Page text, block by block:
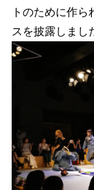
トのために作
スを披露しまし